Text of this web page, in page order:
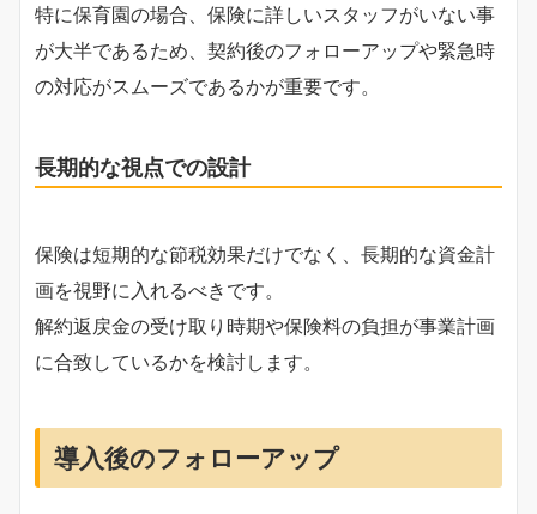
特に保育園の場合、保険に詳しいスタッフがいない事
が大半であるため、契約後のフォローアップや緊急時
の対応がスムーズであるかが重要です。
長期的な視点での設計
保険は短期的な節税効果だけでなく、長期的な資金計
画を視野に入れるべきです。
解約返戻金の受け取り時期や保険料の負担が事業計画
に合致しているかを検討します。
導入後のフォローアップ